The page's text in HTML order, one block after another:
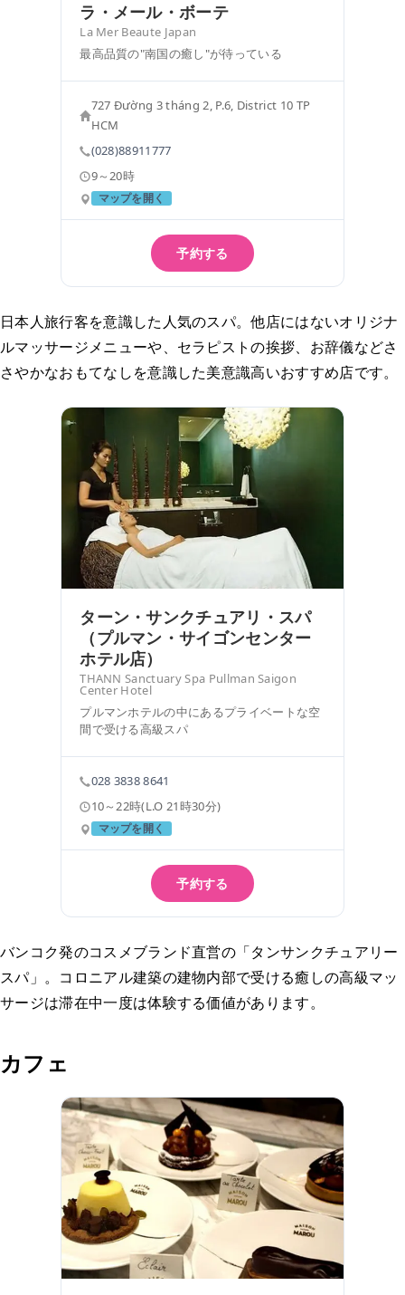
ラ・メール・ボーテ
La Mer Beaute Japan
最高品質の"南国の癒し"が待っている
727 Đường 3 tháng 2, P.6, District 10 TP
HCM
(028)88911777
9～20時
マップを開く
予約する
日本人旅行客を意識した人気のスパ。他店にはないオリジナ
ルマッサージメニューや、セラピストの挨拶、お辞儀などさ
さやかなおもてなしを意識した美意識高いおすすめ店です。
ターン・サンクチュアリ・スパ
（プルマン・サイゴンセンター
ホテル店）
THANN Sanctuary Spa Pullman Saigon
Center Hotel
プルマンホテルの中にあるプライベートな空
間で受ける高級スパ
028 3838 8641
10～22時(L.O 21時30分)
マップを開く
予約する
バンコク発のコスメブランド直営の「タンサンクチュアリー
スパ」。コロニアル建築の建物内部で受ける癒しの高級マッ
サージは滞在中一度は体験する価値があります。
カフェ